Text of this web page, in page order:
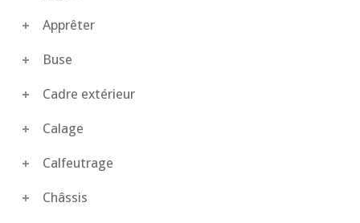
Apprêter
Buse
Cadre extérieur
Calage
Calfeutrage
Châssis